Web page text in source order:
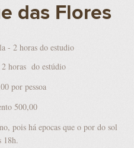
das Flores
- 2 horas do estudio
horas do estúdio
por pessoa
500,00
pois há epocas que o por do sol
18h.